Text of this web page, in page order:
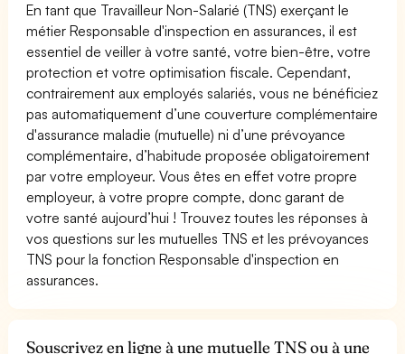
En tant que Travailleur Non-Salarié (TNS) exerçant le
métier Responsable d'inspection en assurances, il est
essentiel de veiller à votre santé, votre bien-être, votre
protection et votre optimisation fiscale. Cependant,
contrairement aux employés salariés, vous ne bénéficiez
pas automatiquement d’une couverture complémentaire
d'assurance maladie (mutuelle) ni d’une prévoyance
complémentaire, d’habitude proposée obligatoirement
par votre employeur. Vous êtes en effet votre propre
employeur, à votre propre compte, donc garant de
votre santé aujourd’hui ! Trouvez toutes les réponses à
vos questions sur les mutuelles TNS et les prévoyances
TNS pour la fonction Responsable d'inspection en
assurances.
Souscrivez en ligne à une mutuelle TNS ou à une